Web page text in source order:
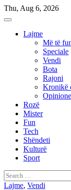
Skip
to
Thu, Aug 6, 2026
Lajme
Më të
Speciale
Vendi
Bota
Rajoni
Kronikë
Opinione
Rozë
Mister
Fun
Tech
Shëndeti
Kulturë
Sport
Search
for:
Lajme, Vendi